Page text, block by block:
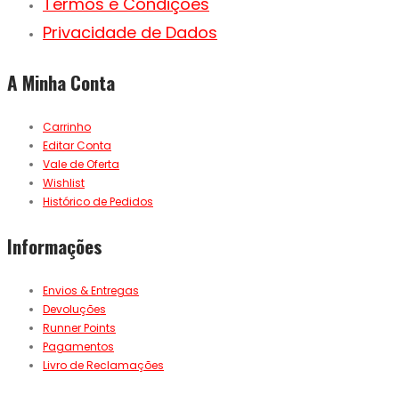
Privacidade de Dados
A Minha Conta
Carrinho
Editar Conta
Vale de Oferta
Wishlist
Histórico de Pedidos
Informações
Envios & Entregas
Devoluções
Runner Points
Pagamentos
Livro de Reclamações